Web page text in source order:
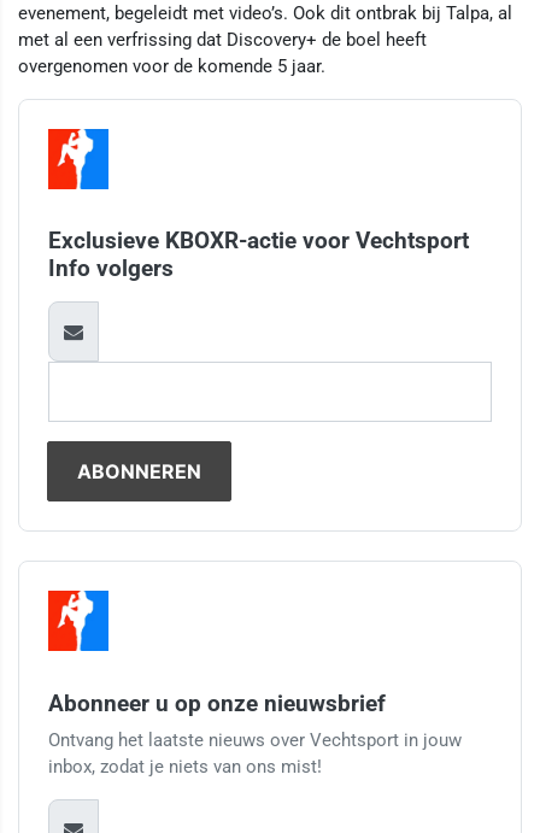
evenement, begeleidt met video’s. Ook dit ontbrak bij Talpa, al
met al een verfrissing dat Discovery+ de boel heeft
overgenomen voor de komende 5 jaar.
Exclusieve KBOXR-actie voor Vechtsport
Info volgers
Abonneer u op onze nieuwsbrief
Ontvang het laatste nieuws over Vechtsport in jouw
inbox, zodat je niets van ons mist!